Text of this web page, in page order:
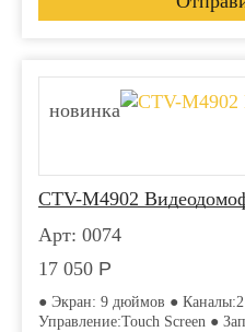
новинка
CTV-M4902
Арт: 0074
17 050 Р
● Экран: 9 дюймов ●
Управление:Touch Screen ●